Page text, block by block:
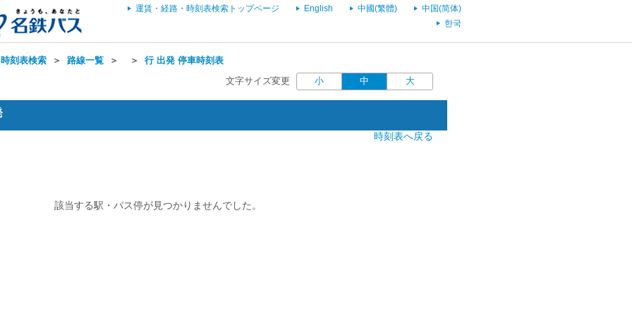
運賃・経路・時刻表検索トップページ English 中國(繁體)
中国(简体)
한국
刻表検索 ＞ 路線一覧 ＞ ＞ 行 出発 停車時刻表
文字サイズ変更 小 中 大
時刻表へ戻る
該当する駅・バス停が見つかりませんでした。